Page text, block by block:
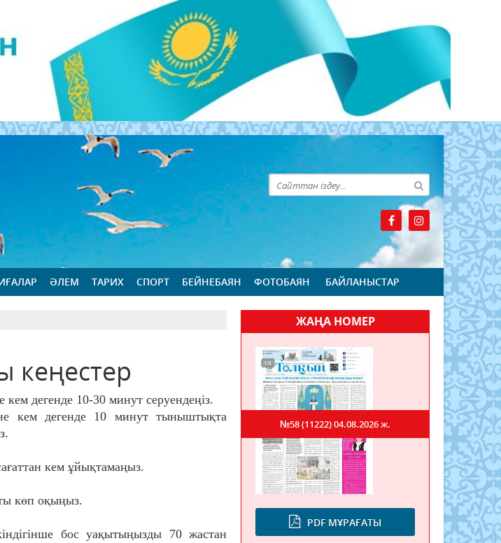
ӘЛЕМ ТАРИХ СПОРТ БЕЙНЕБАЯН ФОТОБАЯН БАЙЛАНЫСТАР
кеңестер
кем дегенде 10-30 минут серуендеңіз.
кем дегенде 10 минут тыныштықта
кем ұйықтамаңыз.
көп оқыңыз.
бос уақытыңызды 70 жастан
ЖАҢА НОМЕР
PDF МҰРАҒАТЫ
№58 (11222)04.08.2026 ж.